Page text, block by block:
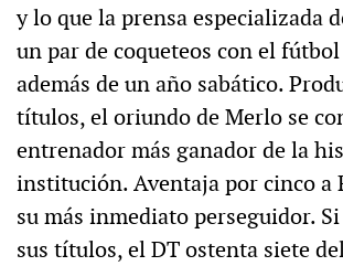
y lo que la prensa especializada
un par de coqueteos con el
además de un año sabático.
títulos, el oriundo de Merlo se
entrenador más ganador de la
institución. Aventaja por cinco a
su más inmediato perseguidor.
sus títulos, el DT ostenta siete